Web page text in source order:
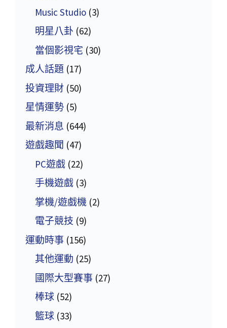
Music Studio (3)
明星八卦 (62)
當個影視宅 (30)
成人話題 (17)
投資理財 (50)
星情運勢 (5)
最新消息 (644)
遊戲趣聞 (47)
PC遊戲 (22)
手機遊戲 (3)
掌機/遊戲機 (2)
電子競技 (9)
運動時事 (156)
其他運動 (25)
國際大型賽事 (27)
棒球 (52)
籃球 (33)